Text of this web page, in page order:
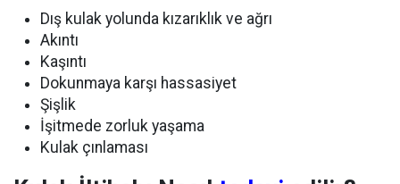
Dış kulak yolunda kızarıklık ve ağrı
Akıntı
Kaşıntı
Dokunmaya karşı hassasiyet
Şişlik
İşitmede zorluk yaşama
Kulak çınlaması